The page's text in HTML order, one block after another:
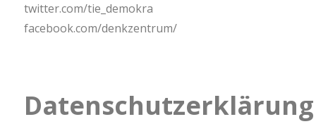
twitter.com/tie_demokra
facebook.com/denkzentrum/
Datenschutzerklärung